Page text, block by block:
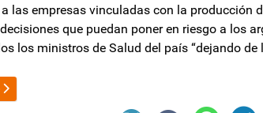
las empresas vinculadas con la producción
que puedan poner en riesgo a los
los ministros de Salud del país “dejando
Nacional: El Gobierno analiza inspeccionar la
La actividad metalúrgica cayó 13,8% en el